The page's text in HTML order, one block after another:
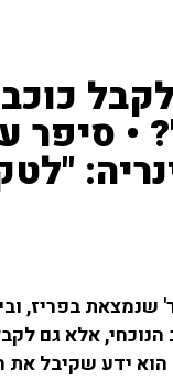
• סיפר
שנמצאת בפריז,
אלא גם
ידע שקיבל את